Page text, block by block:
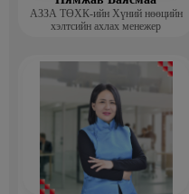
АЗЗА ТӨХК-ийн Хүний нөөцийн
хэлтсийн ахлах менежер